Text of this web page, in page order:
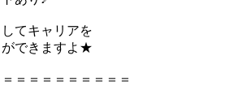
てキャリアを
できますよ★
＝＝＝＝＝＝＝＝＝